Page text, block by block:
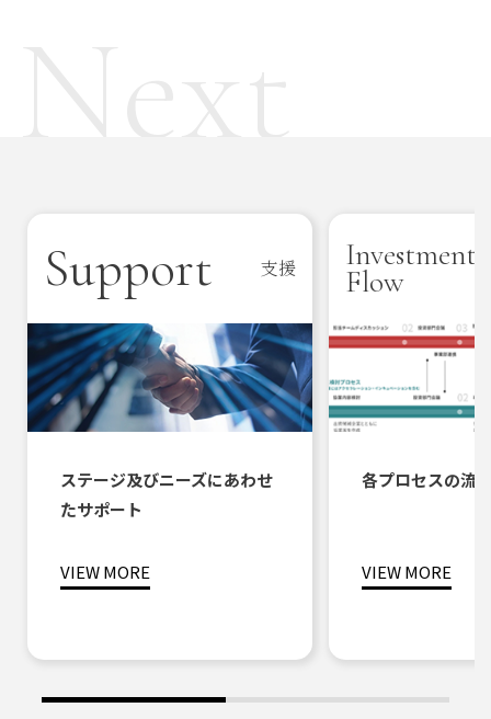
Support 支援
ステージ及びニーズにあわせ
たサポート
VIEW MORE
Investment
Flow
各プロセスの流
VIEW MORE